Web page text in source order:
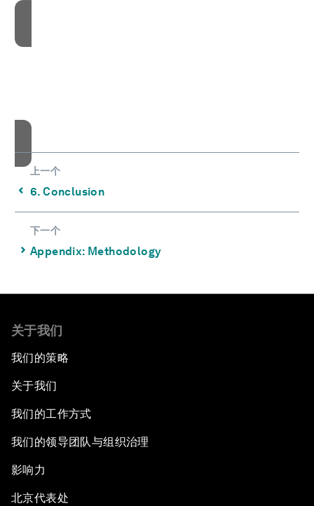
上一个
⌃6. Conclusion
下一个
⌃ Appendix: Methodology
关于我们
我们的策略
关于我们
我们的工作方式
我们的领导团队与组织治理
影响力
北京代表处